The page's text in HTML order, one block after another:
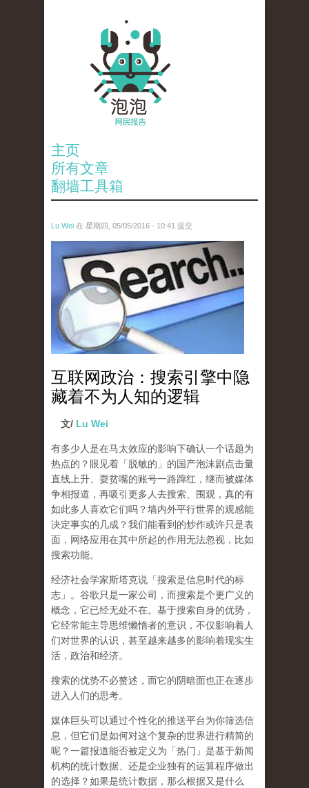
主页
所有文章
翻墙工具箱
Lu Wei 在 星期四, 05/05/2016 - 10:41 提交
wen_tou_tu_3.jpeg
互联网政治：搜索引擎中隐
藏着不为人知的逻辑
文/ Lu Wei
有多少人是在马太效应的影响下确认一个话题为
热点的？眼见着「脱敏的」的国产泡沫剧点击量
直线上升、耍贫嘴的账号一路蹿红，继而被媒体
争相报道，再吸引更多人去搜索、围观，真的有
如此多人喜欢它们吗？墙内外平行世界的观感能
决定事实的几成？我们能看到的炒作或许只是表
面，网络应用在其中所起的作用无法忽视，比如
搜索功能。
经济社会学家斯塔克说「搜索是信息时代的标
志」。谷歌只是一家公司，而搜索是个更广义的
概念，它已经无处不在。基于搜索自身的优势，
它经常能主导思维懒惰者的意识，不仅影响着人
们对世界的认识， 甚至越来越多的影响着现实生
活，政治和经济。
搜索的优势不必赘述，而它的阴暗面也正在逐步
进入人们的思考。
媒体巨头可以通过个性化的推送平台为你筛选信
息，但它们是如何对这个复杂的世界进行精简的
呢？一篇报道能否被定义为「热门」是基于新闻
机构的统计数据、还是企业独有的运算程序做出
的选择？如果是统计数据，那么根据又是什么